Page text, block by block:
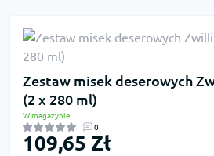
Zestaw misek deserowych
(2 x 280 ml)
W magazynie
0
109,65 Zł